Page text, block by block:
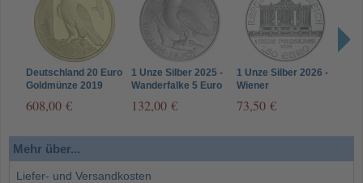
Deutschland 20 Euro
Goldmünze 2019
Heimische Vögel
608,00 €
1 Unze Silber 2025 -
Wanderfalke 5 Euro
132,00 €
1 Unze Silber 2026 -
Wiener
Österreich 1,5 Euro
73,50 €
Mehr über...
Liefer- und Versandkosten